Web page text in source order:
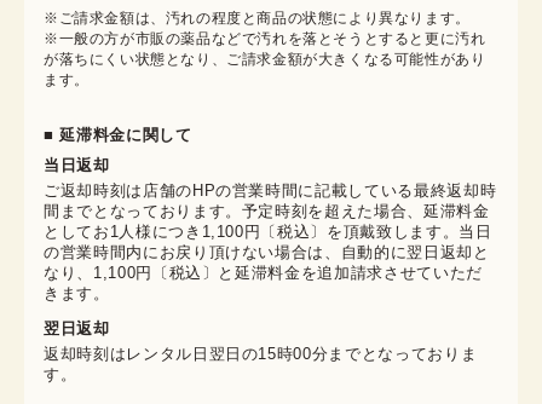
※ご請求金額は、汚れの程度と商品の状態により異なります。
※一般の方が市販の薬品などで汚れを落とそうとすると更に汚れ
が落ちにくい状態となり、ご請求金額が大きくなる可能性があり
ます。
■ 延滞料金に関して
当日返却
ご返却時刻は店舗のHPの営業時間に記載している最終返却時
間までとなっております。予定時刻を超えた場合、延滞料金
としてお1人様につき1,100円〔税込〕を頂戴致します。当日
の営業時間内にお戻り頂けない場合は、自動的に翌日返却と
なり、1,100円〔税込〕と延滞料金を追加請求させていただ
きます。
翌日返却
返却時刻はレンタル日翌日の15時00分までとなっておりま
す。